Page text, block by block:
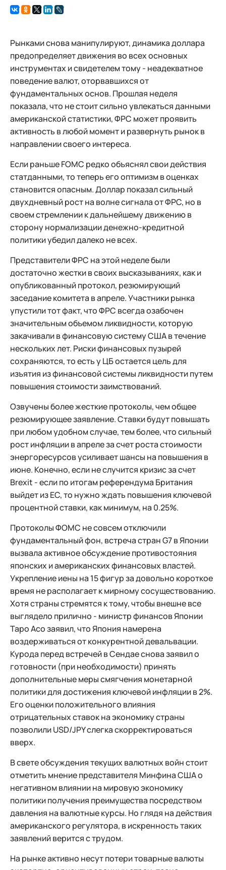
Рынками снова манипулируют, динамика доллара
предопределяет движения во всех основных
инструментах и свидетелем тому - неадекватное
поведение валют, оторвавшихся от
фундаментальных основ. Прошлая неделя
показала, что не стоит сильно увлекаться данными
американской статистики, ФРС может проявить
активность в любой момент и развернуть рынок в
направлении своего интереса.
Если раньше FOMC редко объяснял свои действия
статданными, то теперь его оптимизм в оценках
становится опасным. Доллар показал сильный
двухдневный рост на волне сигнала от ФРС, но в
своем стремлении к дальнейшему движению в
сторону нормализации денежно-кредитной
политики убедил далеко не всех.
Представители ФРС на этой неделе были
достаточно жестки в своих высказываниях, как и
опубликованный протокол, резюмирующий
заседание комитета в апреле. Участники рынка
упустили тот факт, что ФРС всегда озабочен
значительным объемом ликвидности, которую
закачивали в финансовую систему США в течение
нескольких лет. Риски финансовых пузырей
сохраняются, то есть у ЦБ остается цель для
изъятия из финансовой системы ликвидности путем
повышения стоимости заимствований.
Озвучены более жесткие протоколы, чем общее
резюмирующее заявление. Ставки будут повышать
при любом удобном случае, тем более, что сильный
рост инфляции в апреле за счет роста стоимости
энергоресурсов усиливает шансы на повышения в
июне. Конечно, если не случится кризис за счет
Brexit - если по итогам референдума Британия
выйдет из ЕС, то нужно ждать повышения ключевой
процентной ставки, как минимум, на 0.25%.
Протоколы ФОМС не совсем отключили
фундаментальный фон, встреча стран G7 в Японии
вызвала активное обсуждение противостояния
японских и американских финансовых властей.
Укрепление иены на 15 фигур за довольно короткое
время не располагает к мирному сосуществованию.
Хотя страны стремятся к тому, чтобы внешне все
выглядело прилично - министр финансов Японии
Таро Асо заявил, что Япония намерена
воздерживаться от конкурентной девальвации.
Курода перед встречей в Сендае снова заявил о
готовности (при необходимости) принять
дополнительные меры смягчения монетарной
политики для достижения ключевой инфляции в 2%.
Его оценки положительного влияния
отрицательных ставок на экономику страны
позволили USD/JPY слегка скорректироваться
вверх.
В свете обсуждения текущих валютных войн стоит
отметить мнение представителя Минфина США о
негативном влиянии на мировую экономику
политики получения преимущества посредством
давления на валютные курсы. Но глядя на действия
американского регулятора, в искренность таких
заявлений верится с трудом.
На рынке активно несут потери товарные валюты